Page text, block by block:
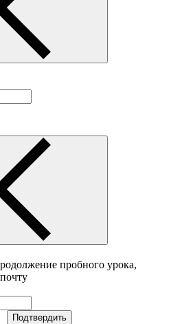
пробного урока,
Подтвердить